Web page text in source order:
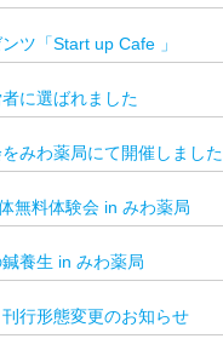
ツ「Start up Cafe 」
に選ばれました
みわ薬局にて開催しました
無料体験会 in みわ薬局
養生 in みわ薬局
刊行形態変更のお知らせ